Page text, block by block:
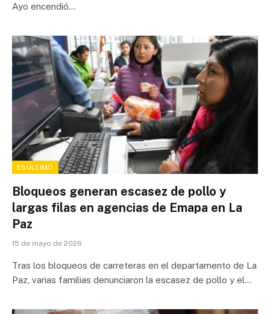
Ayo encendió…
ESÚLTIMO
Bloqueos generan escasez de pollo y
largas filas en agencias de Emapa en La
Paz
15 de mayo de 2026
Tras los bloqueos de carreteras en el departamento de La
Paz, varias familias denunciaron la escasez de pollo y el…